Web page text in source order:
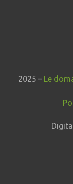
2025 – Le